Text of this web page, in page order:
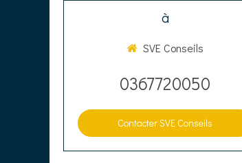
à
SVE Conseils
0367720050
Contacter SVE Conseils